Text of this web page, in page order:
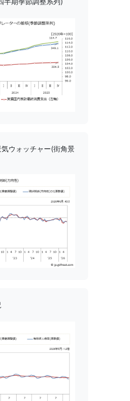
ウォッチャー(街角景